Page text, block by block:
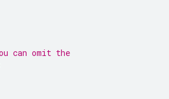
can omit the